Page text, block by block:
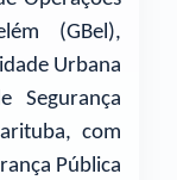
(GBel),
Urbana
Segurança
com
Pública